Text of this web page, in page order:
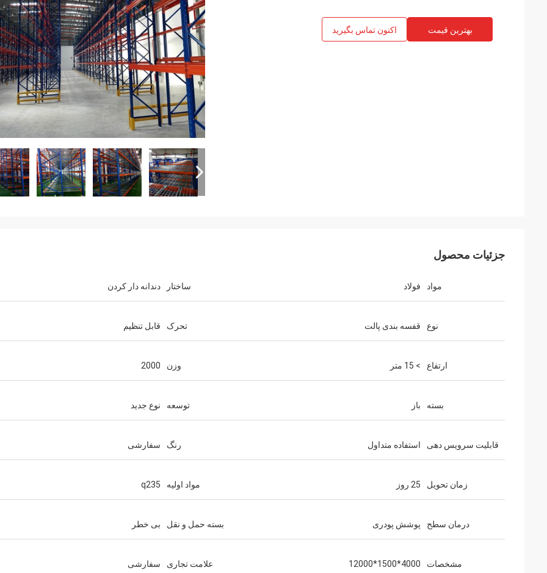
بهترین قیمت اکنون تماس بگیرید
جزئیات محصول
مواد فولاد ساختار دندانه دار کردن
نوع قفسه بندی پالت تحرک قابل تنظیم
ارتفاع > 15 متر وزن 2000
بسته باز توسعه نوع جدید
قابلیت سرویس دهی استفاده متداول رنگ سفارشی
زمان تحویل 25 روز مواد اولیه q235
درمان سطح پوشش پودری بسته حمل و نقل بی خطر
مشخصات 4000*1500*12000 علامت تجاری سفارشی